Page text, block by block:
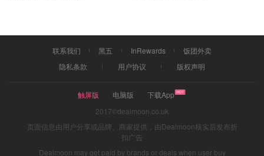
联系我们 黑五 InRewards
饭团外卖
隐私条款
用户协议 版权声明
触屏版 电脑版
下载App
2017©dealmoon.co.uk
页面信息由用户分享或品牌、商家提供，由Dealmoon核实后发布折
扣广告
Dealmoon may get paid by brands or deals when user buy